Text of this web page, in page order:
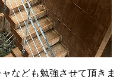
なども勉強させて頂きま